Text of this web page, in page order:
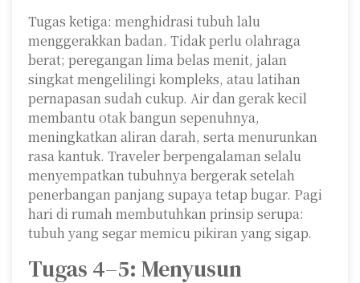
Tugas ketiga: menghidrasi tubuh lalu
menggerakkan badan. Tidak perlu olahraga
berat; peregangan lima belas menit, jalan
singkat mengelilingi kompleks, atau latihan
pernapasan sudah cukup. Air dan gerak kecil
membantu otak bangun sepenuhnya,
meningkatkan aliran darah, serta menurunkan
rasa kantuk. Traveler berpengalaman selalu
menyempatkan tubuhnya bergerak setelah
penerbangan panjang supaya tetap bugar. Pagi
hari di rumah membutuhkan prinsip serupa:
tubuh yang segar memicu pikiran yang sigap.
Tugas 4–5: Menyusun